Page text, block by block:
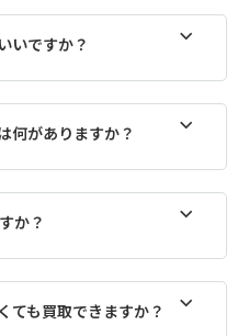
いですか？
何がありますか？
か？
ても買取できますか？